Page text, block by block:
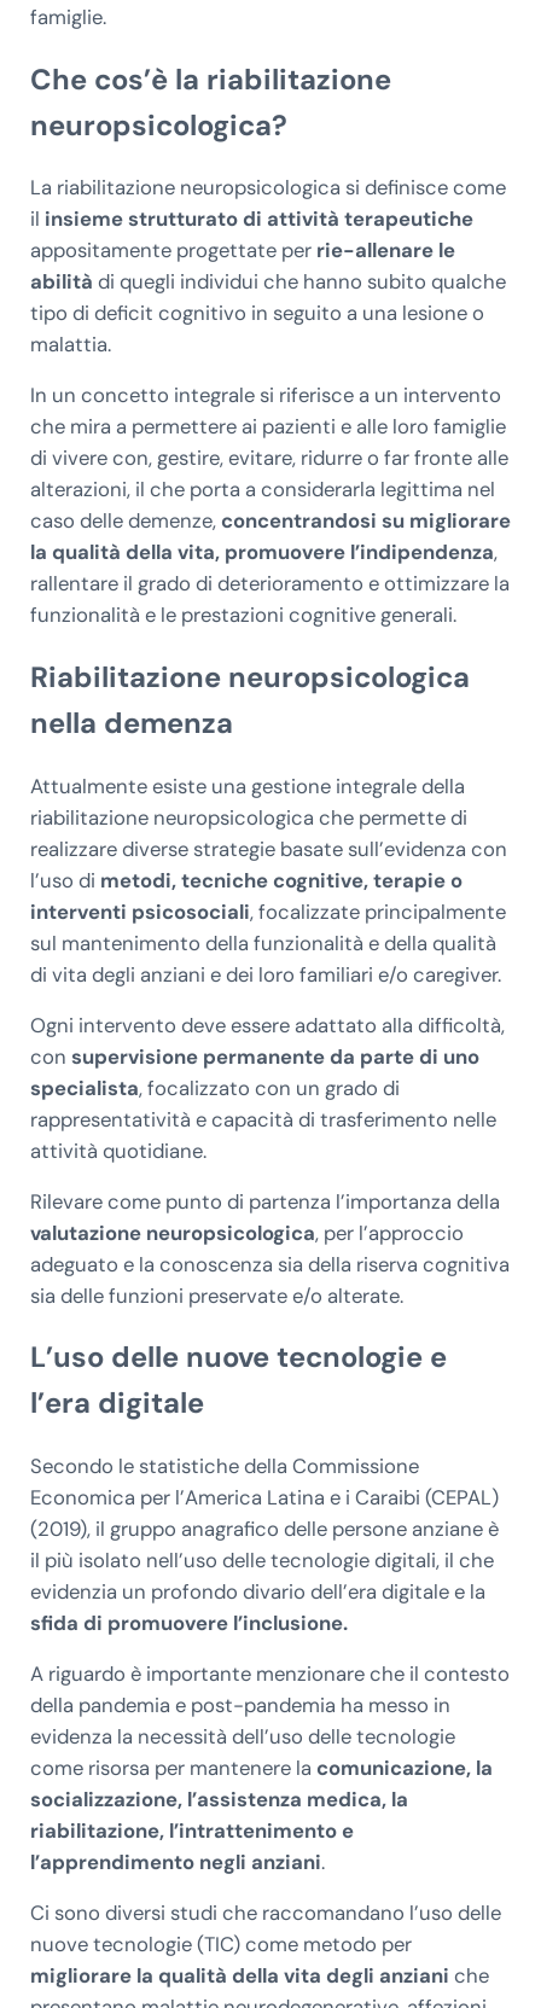
famiglie.
Che cos’è la riabilitazione
neuropsicologica?
La riabilitazione neuropsicologica si definisce come
il insieme strutturato di attività terapeutiche
appositamente progettate per rie-allenare le
abilità di quegli individui che hanno subito qualche
tipo di deficit cognitivo in seguito a una lesione o
malattia.
In un concetto integrale si riferisce a un intervento
che mira a permettere ai pazienti e alle loro famiglie
di vivere con, gestire, evitare, ridurre o far fronte alle
alterazioni, il che porta a considerarla legittima nel
caso delle demenze, concentrandosi su migliorare
la qualità della vita, promuovere l’indipendenza,
rallentare il grado di deterioramento e ottimizzare la
funzionalità e le prestazioni cognitive generali.
Riabilitazione neuropsicologica
nella demenza
Attualmente esiste una gestione integrale della
riabilitazione neuropsicologica che permette di
realizzare diverse strategie basate sull’evidenza con
l’uso di metodi, tecniche cognitive, terapie o
interventi psicosociali, focalizzate principalmente
sul mantenimento della funzionalità e della qualità
di vita degli anziani e dei loro familiari e/o caregiver.
Ogni intervento deve essere adattato alla difficoltà,
con supervisione permanente da parte di uno
specialista, focalizzato con un grado di
rappresentatività e capacità di trasferimento nelle
attività quotidiane.
Rilevare come punto di partenza l’importanza della
valutazione neuropsicologica, per l’approccio
adeguato e la conoscenza sia della riserva cognitiva
sia delle funzioni preservate e/o alterate.
L’uso delle nuove tecnologie e
l’era digitale
Secondo le statistiche della Commissione
Economica per l’America Latina e i Caraibi (CEPAL)
(2019), il gruppo anagrafico delle persone anziane è
il più isolato nell’uso delle tecnologie digitali, il che
evidenzia un profondo divario dell’era digitale e la
sfida di promuovere l’inclusione.
A riguardo è importante menzionare che il contesto
della pandemia e post-pandemia ha messo in
evidenza la necessità dell’uso delle tecnologie
come risorsa per mantenere la comunicazione, la
socializzazione, l’assistenza medica, la
riabilitazione, l’intrattenimento e
l’apprendimento negli anziani.
Ci sono diversi studi che raccomandano l’uso delle
nuove tecnologie (TIC) come metodo per
migliorare la qualità della vita degli anziani che